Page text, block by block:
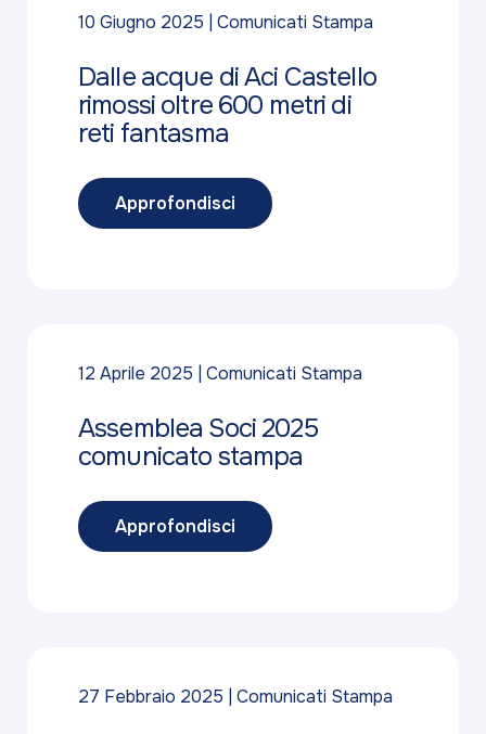
10 Giugno 2025 Comunicati Stampa
Dalle acque di Aci Castello
rimossi oltre 600 metri di
reti fantasma
Approfondisci
12 Aprile 2025 Comunicati Stampa
Assemblea Soci 2025
comunicato stampa
Approfondisci
27 Febbraio 2025 Comunicati Stampa